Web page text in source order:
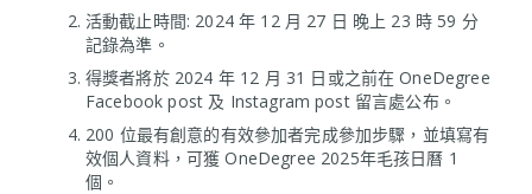
活動截止時間: 2024 年 12 月 27 日 晚上 23 時 59 分
記錄為準。
得獎者將於 2024 年 12 月 31 日或之前在 OneDegree
Facebook post 及 Instagram post 留言處公布。
200 位最有創意的有效參加者完成參加步驟，並填寫有
效個人資料，可獲 OneDegree 2025年毛孩日曆 1
個。